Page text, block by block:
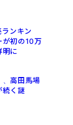
ンキン
が初の10万
明に
、高田馬場
続く謎